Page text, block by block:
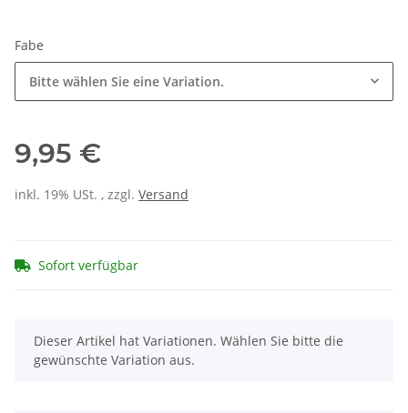
Fabe
Bitte wählen Sie eine Variation.
9,95 €
inkl. 19% USt. , zzgl. Versand
Sofort verfügbar
x
Dieser Artikel hat Variationen. Wählen Sie bitte die
gewünschte Variation aus.